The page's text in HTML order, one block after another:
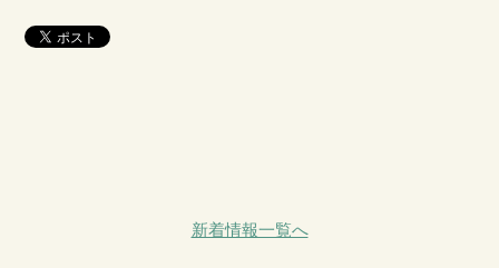
新着情報一覧へ